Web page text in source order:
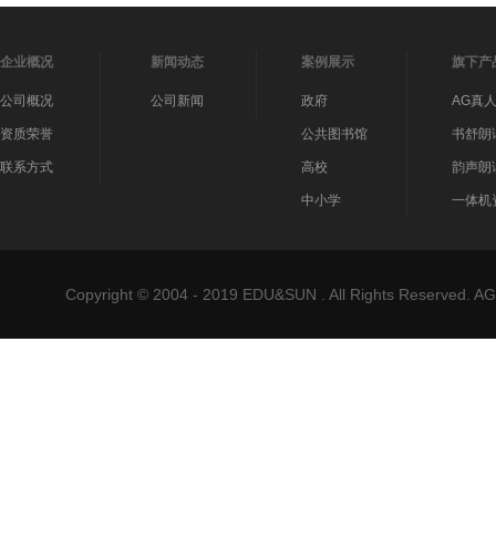
企业概况
公司概况
资质荣誉
联系方式
新闻动态
公司新闻
案例展示
政府
公共图书馆
高校
中小学
旗下产
AG真
书舒朗
韵声朗
一体机
Copyright © 2004 - 2019 EDU&SUN . All Rights Reserved.